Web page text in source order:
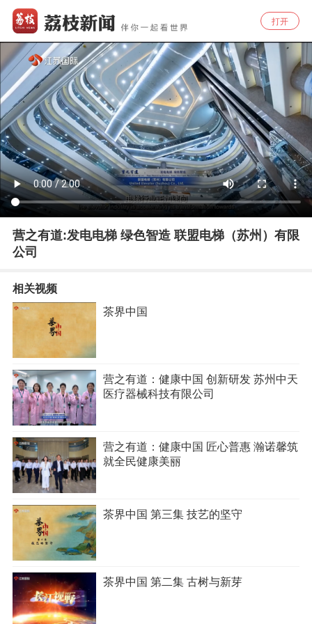
打开
营之有道:发电电梯 绿色智造 联盟电梯（苏州）有限
公司
相关视频
茶界中国
营之有道：健康中国 创新研发 苏州中天
医疗器械科技有限公司
营之有道：健康中国 匠心普惠 瀚诺馨筑
就全民健康美丽
茶界中国 第三集 技艺的坚守
茶界中国 第二集 古树与新芽